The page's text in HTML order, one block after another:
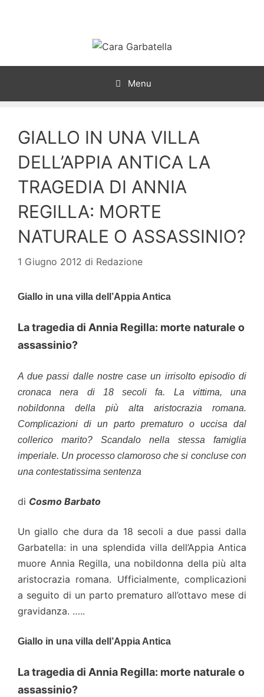
Menu
GIALLO IN UNA VILLA
DELL’APPIA ANTICA LA
TRAGEDIA DI ANNIA
REGILLA: MORTE
NATURALE O ASSASSINIO?
1 Giugno 2012 di Redazione
Giallo in una villa dell’Appia Antica
La tragedia di Annia Regilla: morte naturale o
assassinio?
A due passi dalle nostre case un irrisolto episodio di
cronaca nera di 18 secoli fa. La vittima, una
nobildonna della più alta aristocrazia romana.
Complicazioni di un parto prematuro o uccisa dal
collerico marito? Scandalo nella stessa famiglia
imperiale. Un processo clamoroso che si concluse con
una contestatissima sentenza
di Cosmo Barbato
Un giallo che dura da 18 secoli a due passi dalla
Garbatella: in una splendida villa dell’Appia Antica
muore Annia Regilla, una nobildonna della più alta
aristocrazia romana. Ufficialmente, complicazioni
a seguito di un parto prematuro all’ottavo mese di
gravidanza. …..
Giallo in una villa dell’Appia Antica
La tragedia di Annia Regilla: morte naturale o
assassinio?